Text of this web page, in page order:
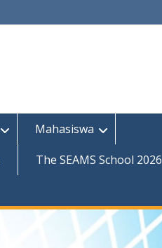
Mahasiswa
The SEAMS School 2026